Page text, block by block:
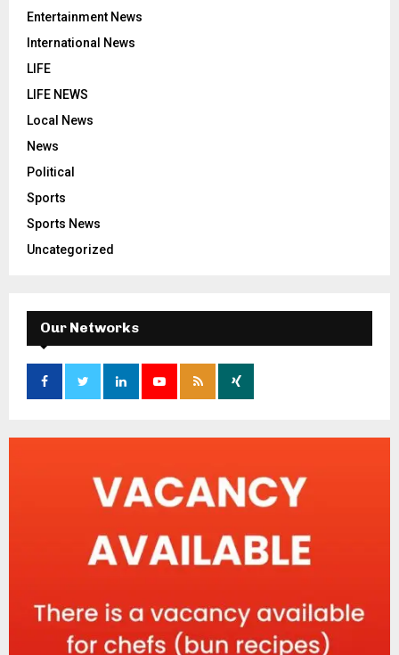
Entertainment News
International News
LIFE
LIFE NEWS
Local News
News
Political
Sports
Sports News
Uncategorized
Our Networks